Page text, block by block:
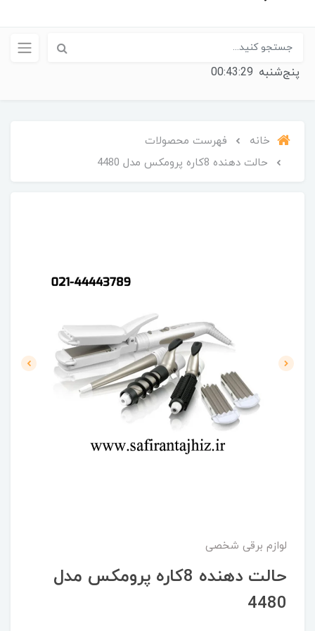
پنج‌شنبه 00:43:29
خانه
فهرست محصولات
حالت دهنده 8کاره پرومکس مدل 4480
لوازم برقی شخصی
حالت دهنده 8کاره پرومکس مدل
4480